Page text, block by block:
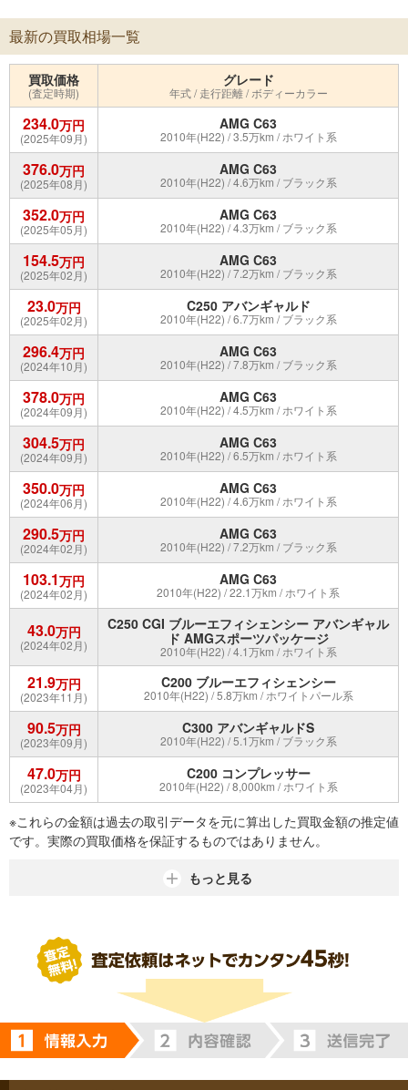
最新の買取相場一覧
買取価格
(査定時期)
グレード
年式 / 走行距離 / ボディーカラー
234.0万円
(2025年09月)
AMG C63
2010年(H22) / 3.5万km / ホワイト系
376.0万円
(2025年08月)
AMG C63
2010年(H22) / 4.6万km / ブラック系
352.0万円
(2025年05月)
AMG C63
2010年(H22) / 4.3万km / ブラック系
154.5万円
(2025年02月)
AMG C63
2010年(H22) / 7.2万km / ブラック系
23.0万円
(2025年02月)
C250 アバンギャルド
2010年(H22) / 6.7万km / ブラック系
296.4万円
(2024年10月)
AMG C63
2010年(H22) / 7.8万km / ブラック系
378.0万円
(2024年09月)
AMG C63
2010年(H22) / 4.5万km / ホワイト系
304.5万円
(2024年09月)
AMG C63
2010年(H22) / 6.5万km / ホワイト系
350.0万円
(2024年06月)
AMG C63
2010年(H22) / 4.6万km / ホワイト系
290.5万円
(2024年02月)
AMG C63
2010年(H22) / 7.2万km / ブラック系
103.1万円
(2024年02月)
AMG C63
2010年(H22) / 22.1万km / ホワイト系
43.0万円
(2024年02月)
C250 CGI ブルーエフィシェンシー アバンギャル
ド AMGスポーツパッケージ
2010年(H22) / 4.1万km / ホワイト系
21.9万円
(2023年11月)
C200 ブルーエフィシェンシー
2010年(H22) / 5.8万km / ホワイトパール系
90.5万円
(2023年09月)
C300 アバンギャルドS
2010年(H22) / 5.1万km / ブラック系
47.0万円
(2023年04月)
C200 コンプレッサー
2010年(H22) / 8,000km / ホワイト系
※これらの金額は過去の取引データを元に算出した買取金額の推定値
です。実際の買取価格を保証するものではありません。
もっと見る